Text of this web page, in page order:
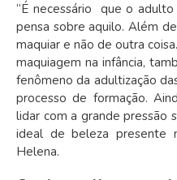
“É necessário que o
pensa sobre aquilo. Além
maquiar e não de outra
maquiagem na infância,
fenômeno da adultização
processo de formação.
lidar com a grande pressão
ideal de beleza presente
Helena.